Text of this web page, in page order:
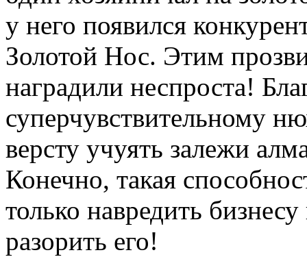
у него появился
Золотой Нос. Этим
наградили неспроста!
суперчувствительному
версту учуять залежи
Конечно, такая
только навредить
разорить его!